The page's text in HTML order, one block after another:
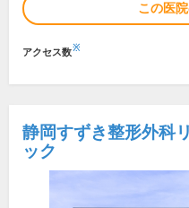
この医
アクセス数※
静岡すずき整形外科
ック